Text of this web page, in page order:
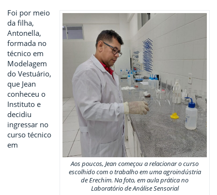
Aos poucos, Jean começou a relacionar o curso
escolhido com o trabalho em uma agroindústria
de Erechim. Na foto, em aula prática no
Laboratório de Análise Sensorial
Foi por meio
da filha,
Antonella,
formada no
técnico em
Modelagem
do Vestuário,
que Jean
conheceu o
Instituto e
decidiu
ingressar no
curso técnico
em